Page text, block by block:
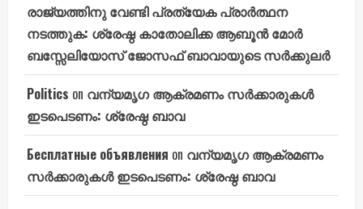
രാജ്യത്തിനു വേണ്ടി പ്രത്യേക പ്രാർത്ഥന
നടത്തുക: ശ്രേഷ്ഠ കാതോലിക്ക ആബൂൻ മോർ
ബസ്സേലിയോസ് ജോസഫ് ബാവായുടെ സർക്കുലർ
Politics on വന്യമൃഗ ആക്രമണം സർക്കാരുകൾ
ഇടപെടണം: ശ്രേഷ്ഠ ബാവ
Бесплатные объявления on വന്യമൃഗ ആക്രമണം
സർക്കാരുകൾ ഇടപെടണം: ശ്രേഷ്ഠ ബാവ